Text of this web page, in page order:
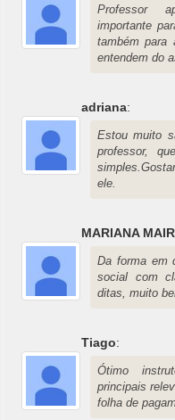
Professor
importante
também para
entendem do
adriana:
Estou muito
professor,
ele.
MARIANA
Da forma em
social com
ditas, muito
Tiago:
Ótimo
principais
folha de